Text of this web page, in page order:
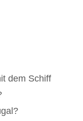
dem Schiff